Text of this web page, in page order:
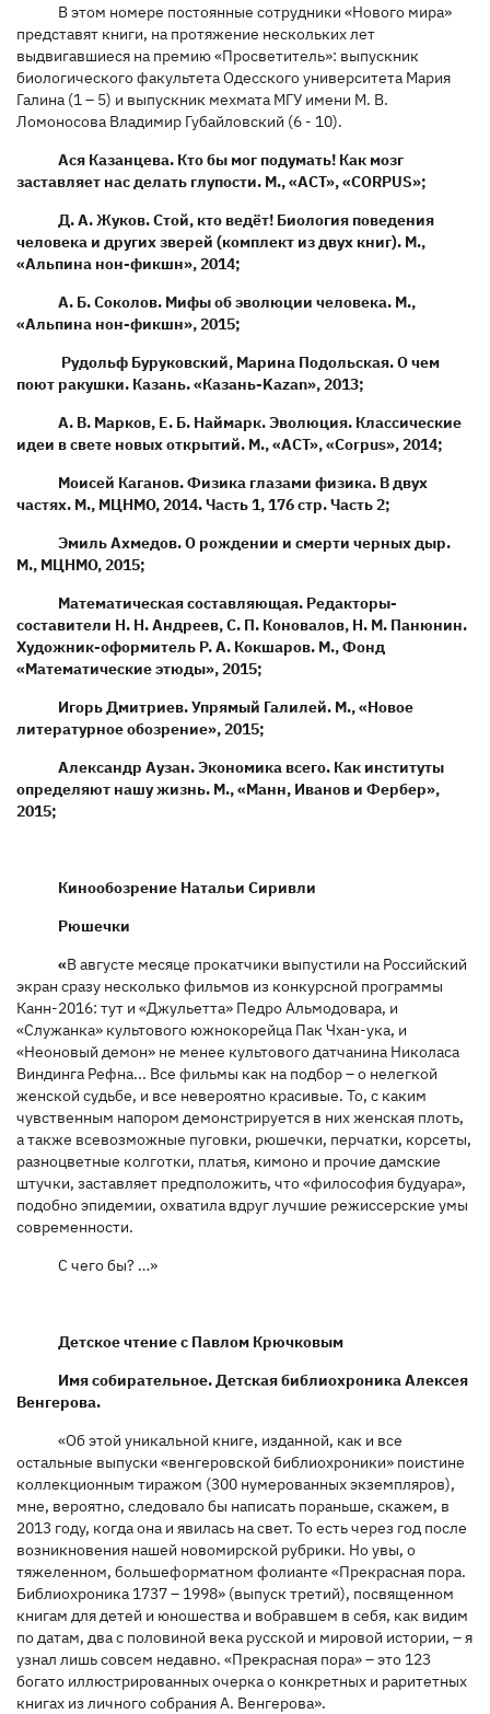
В этом номере постоянные сотрудники «Нового мира»
представят книги, на протяжение нескольких лет
выдвигавшиеся на премию «Просветитель»: выпускник
биологического факультета Одесского университета Мария
Галина (1 – 5) и выпускник мехмата МГУ имени М. В.
Ломоносова Владимир Губайловский (6 - 10).
Ася Казанцева. Кто бы мог подумать! Как мозг
заставляет нас делать глупости. М., «АСТ», «CORPUS»;
Д. А. Жуков. Стой, кто ведёт! Биология поведения
человека и других зверей (комплект из двух книг). М.,
«Альпина нон-фикшн», 2014;
А. Б. Соколов. Мифы об эволюции человека. М.,
«Альпина нон-фикшн», 2015;
Рудольф Буруковский, Марина Подольская. О чем
поют ракушки. Казань. «Казань-Kazan», 2013;
А. В. Марков, Е. Б. Наймарк. Эволюция. Классические
идеи в свете новых открытий. М., «АСТ», «Corpus», 2014;
Моисей Каганов. Физика глазами физика. В двух
частях. М., МЦНМО, 2014. Часть 1, 176 стр. Часть 2;
Эмиль Ахмедов. О рождении и смерти черных дыр.
М., МЦНМО, 2015;
Математическая составляющая. Редакторы-
составители Н. Н. Андреев, С. П. Коновалов, Н. М. Панюнин.
Художник-оформитель Р. А. Кокшаров. М., Фонд
«Математические этюды», 2015;
Игорь Дмитриев. Упрямый Галилей. М., «Новое
литературное обозрение», 2015;
Александр Аузан. Экономика всего. Как институты
определяют нашу жизнь. М., «Манн, Иванов и Фербер»,
2015;
Кинообозрение Натальи Сиривли
Рюшечки
«В августе месяце прокатчики выпустили на Российский
экран сразу несколько фильмов из конкурсной программы
Канн-2016: тут и «Джульетта» Педро Альмодовара, и
«Служанка» культового южнокорейца Пак Чхан-ука, и
«Неоновый демон» не менее культового датчанина Николаса
Виндинга Рефна... Все фильмы как на подбор – о нелегкой
женской судьбе, и все невероятно красивые. То, с каким
чувственным напором демонстрируется в них женская плоть,
а также всевозможные пуговки, рюшечки, перчатки, корсеты,
разноцветные колготки, платья, кимоно и прочие дамские
штучки, заставляет предположить, что «философия будуара»,
подобно эпидемии, охватила вдруг лучшие режиссерские умы
современности.
С чего бы? …»
Детское чтение с Павлом Крючковым
Имя собирательное. Детская библиохроника Алексея
Венгерова.
«Об этой уникальной книге, изданной, как и все
остальные выпуски «венгеровской библиохроники» поистине
коллекционным тиражом (300 нумерованных экземпляров),
мне, вероятно, следовало бы написать пораньше, скажем, в
2013 году, когда она и явилась на свет. То есть через год после
возникновения нашей новомирской рубрики. Но увы, о
тяжеленном, большеформатном фолианте «Прекрасная пора.
Библиохроника 1737 – 1998» (выпуск третий), посвященном
книгам для детей и юношества и вобравшем в себя, как видим
по датам, два с половиной века русской и мировой истории, – я
узнал лишь совсем недавно. «Прекрасная пора» – это 123
богато иллюстрированных очерка о конкретных и раритетных
книгах из личного собрания А. Венгерова».